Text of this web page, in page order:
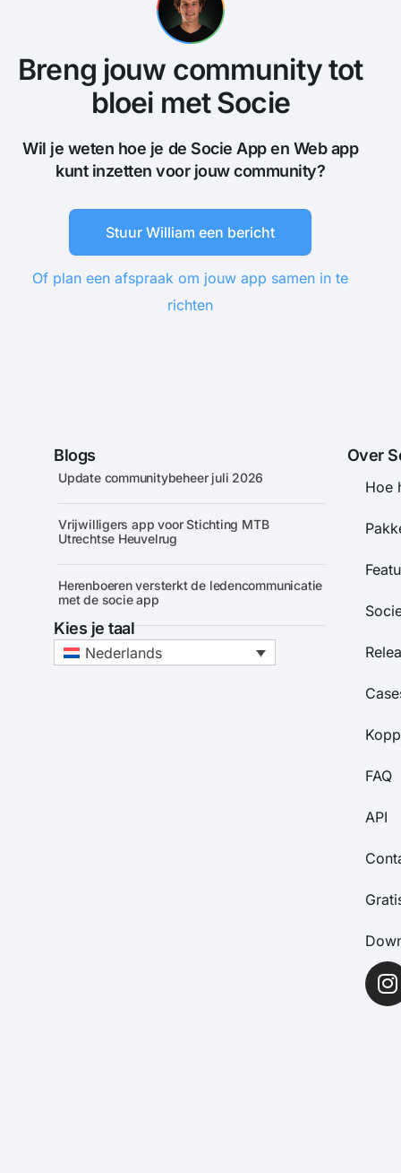
Breng jouw community tot
bloei met Socie
Wil je weten hoe je de Socie App en Web app
kunt inzetten voor jouw community?
Stuur William een bericht
Of plan een afspraak om jouw app samen in te
richten
Blogs
Update communitybeheer juli 2026
Vrijwilligers app voor Stichting MTB
Utrechtse Heuvelrug
Herenboeren versterkt de ledencommunicatie
met de socie app
Kies je taal
Nederlands
Over
Hoe
FAQ
API